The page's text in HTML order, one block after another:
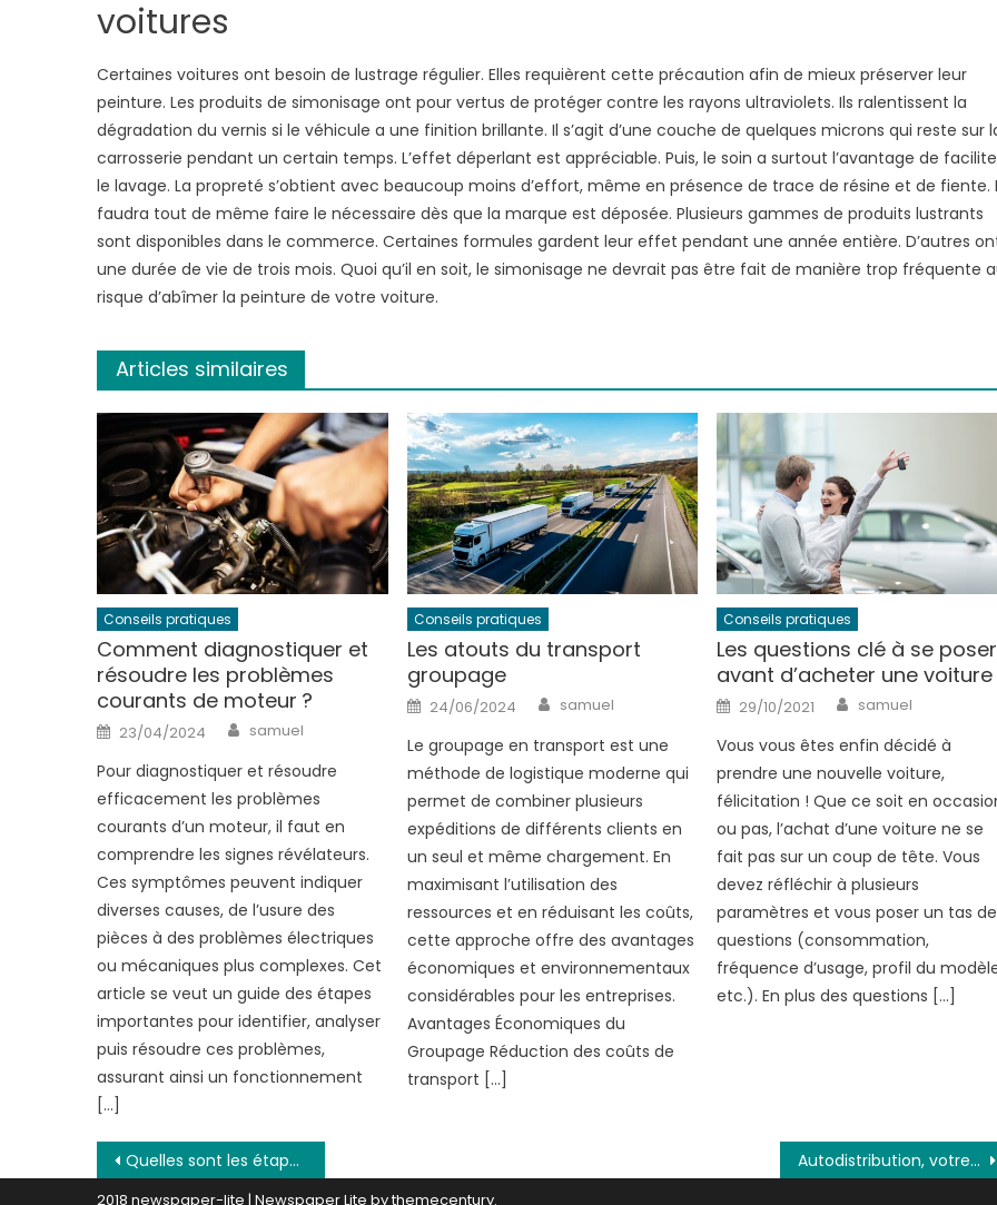
voitures
Certaines voitures ont besoin de lustrage régulier. Elles requièrent cette précaution afin de mieux préserver leur
peinture. Les produits de simonisage ont pour vertus de protéger contre les rayons ultraviolets. Ils ralentissent la
dégradation du vernis si le véhicule a une finition brillante. Il s’agit d’une couche de quelques microns qui reste sur
carrosserie pendant un certain temps. L’effet déperlant est appréciable. Puis, le soin a surtout l’avantage de
le lavage. La propreté s’obtient avec beaucoup moins d’effort, même en présence de trace de résine et de fiente.
faudra tout de même faire le nécessaire dès que la marque est déposée. Plusieurs gammes de produits lustrants
sont disponibles dans le commerce. Certaines formules gardent leur effet pendant une année entière. D’autres
une durée de vie de trois mois. Quoi qu’il en soit, le simonisage ne devrait pas être fait de manière trop fréquente
risque d’abîmer la peinture de votre voiture.
Articles similaires
Conseils pratiques
Comment diagnostiquer et
résoudre les problèmes
courants de moteur ?
Posted
on
23/04/2024 Author
samuel
Pour diagnostiquer et résoudre
efficacement les problèmes
courants d’un moteur, il faut en
comprendre les signes révélateurs.
Ces symptômes peuvent indiquer
diverses causes, de l’usure des
pièces à des problèmes électriques
ou mécaniques plus complexes. Cet
article se veut un guide des étapes
importantes pour identifier, analyser
puis résoudre ces problèmes,
assurant ainsi un fonctionnement
[…]
Conseils pratiques
Les atouts du transport
groupage
Posted
on
24/06/2024 Author
samuel
Le groupage en transport est une
méthode de logistique moderne qui
permet de combiner plusieurs
expéditions de différents clients en
un seul et même chargement. En
maximisant l’utilisation des
ressources et en réduisant les coûts,
cette approche offre des avantages
économiques et environnementaux
considérables pour les entreprises.
Avantages Économiques du
Groupage Réduction des coûts de
transport […]
Conseils pratiques
Les questions clé à se poser
avant d’acheter une voiture
Posted
on
29/10/2021 Author
samuel
Vous vous êtes enfin décidé à
prendre une nouvelle voiture,
félicitation ! Que ce soit en
ou pas, l’achat d’une voiture ne se
fait pas sur un coup de tête. Vous
devez réfléchir à plusieurs
paramètres et vous poser un tas de
questions (consommation,
fréquence d’usage, profil du
etc.). En plus des questions […]
Navigation
Quelles sont les étapes à suivre avant l’achat d’une voiture d’occasion ? Autodistribution, votre allié en pièces détachées
2018 newspaper-lite | Newspaper Lite bythemecentury.